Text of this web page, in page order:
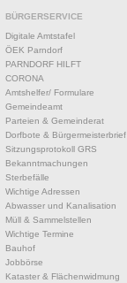
BÜRGERSERVICE
Digitale Amtstafel
ÖEK Parndorf
PARNDORF HILFT
CORONA
Amtshelfer/ Formulare
Gemeindeamt
Parteien & Gemeinderat
Dorfbote & Bürgermeisterbrief
Sitzungsprotokoll GRS
Bekanntmachungen
Sterbefälle
Wichtige Adressen
Abwasser und Kanalisation
Müll & Sammelstellen
Wichtige Termine
Bauhof
Jobbörse
Kataster & Flächenwidmung